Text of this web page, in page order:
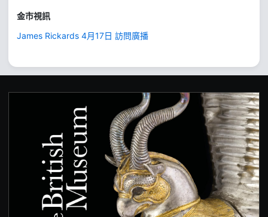
金市視訊
James Rickards 4月17日 訪問廣播